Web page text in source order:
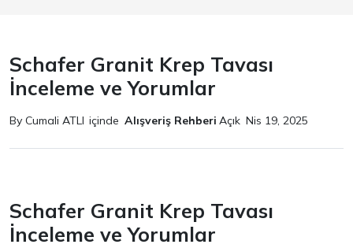
Schafer Granit Krep Tavası
İnceleme ve Yorumlar
By Cumali ATLI içinde Alışveriş Rehberi Açık Nis 19, 2025
Schafer Granit Krep Tavası
İnceleme ve Yorumlar